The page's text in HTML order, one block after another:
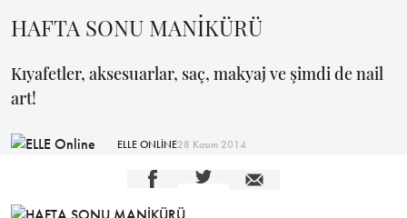
HAFTA SONU MANİKÜRÜ
Kıyafetler, aksesuarlar, saç, makyaj ve şimdi de nail
art!
ELLE ONLİNE28 Kasım 2014